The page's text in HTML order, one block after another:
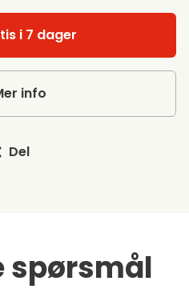
i 7 dager
info
Del
spørsmål